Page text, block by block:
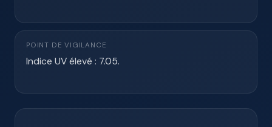
POINT DE VIGILANCE
Indice UV élevé : 7.05.